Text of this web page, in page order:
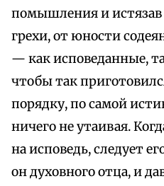
помышления и истязав
грехи, от юности
— как исповеданные,
чтобы так
порядку, по самой
ничего не утаивая.
на исповедь, следует
он духовного отца, и